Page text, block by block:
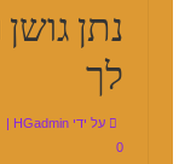
נתן
לך
על ידי HGadmin
|
0